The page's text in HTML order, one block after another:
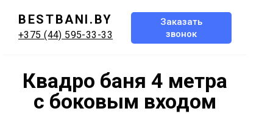
+375 (44) 595-33-33
Заказать
звонок
BESTBANI.BY
Квадро баня 4 метра
с боковым входом